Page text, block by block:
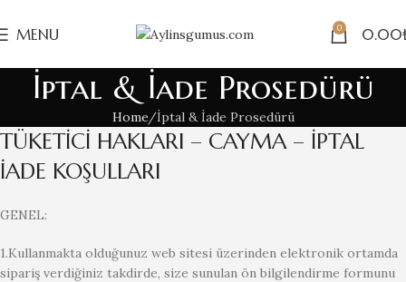
MENU 0 0.00
İptal & İade Prosedürü
Home İptal & İade Prosedürü
TÜKETİCİ HAKLARI – CAYMA – İPTAL
İADE KOŞULLARI
GENEL:
1.Kullanmakta olduğunuz web sitesi üzerinden elektronik ortamda
sipariş verdiğiniz takdirde, size sunulan ön bilgilendirme formunu